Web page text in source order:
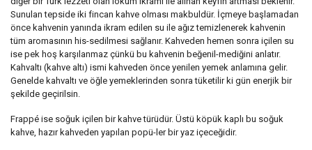
Sunulan tepside iki fincan kahve olması makbuldür. İçmeye başlamadan
önce kahvenin yanında ikram edilen su ile ağız temizlenerek kahvenin
tüm aromasının his-sedilmesi sağlanır. Kahveden hemen sonra içilen su
ise pek hoş karşılanmaz çünkü bu kahvenin beğenil-mediğini anlatır.
Kahvaltı (kahve altı) ismi kahveden önce yenilen yemek anlamına gelir.
Genelde kahvaltı ve öğle yemeklerinden sonra tüketilir ki gün enerjik bir
şekilde geçirilsin.
Frappé ise soğuk içilen bir kahve türüdür. Üstü köpük kaplı bu soğuk
kahve, hazır kahveden yapılan popü-ler bir yaz içeceğidir.